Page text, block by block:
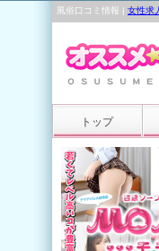
風俗口コミ情報 | 女性求
トップ